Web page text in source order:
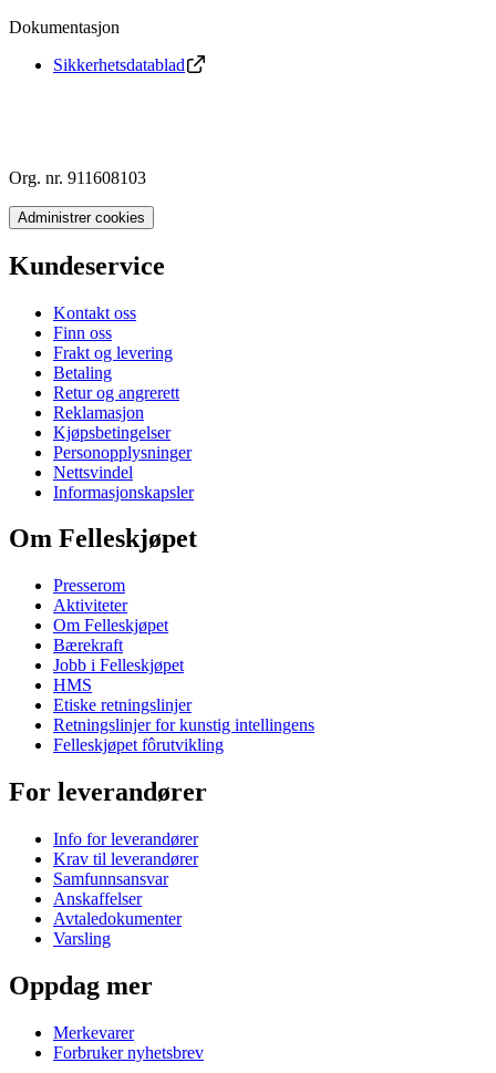
Dokumentasjon
Sikkerhetsdatablad
Org. nr. 911608103
Administrer cookies
Kundeservice
Kontakt oss
Finn oss
Frakt og levering
Betaling
Retur og angrerett
Reklamasjon
Kjøpsbetingelser
Personopplysninger
Nettsvindel
Informasjonskapsler
Om Felleskjøpet
Presserom
Aktiviteter
Om Felleskjøpet
Bærekraft
Jobb i Felleskjøpet
HMS
Etiske retningslinjer
Retningslinjer for kunstig intellingens
Felleskjøpet fôrutvikling
For leverandører
Info for leverandører
Krav til leverandører
Samfunnsansvar
Anskaffelser
Avtaledokumenter
Varsling
Oppdag mer
Merkevarer
Forbruker nyhetsbrev